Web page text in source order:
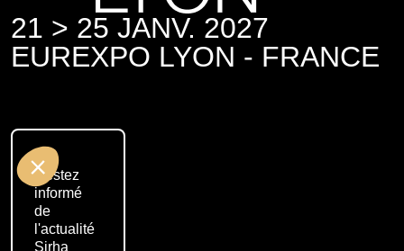
21 > 25 JANV. 2027
EUREXPO LYON - FRANCE
Restez
informé
de
l'actualité
Sirha